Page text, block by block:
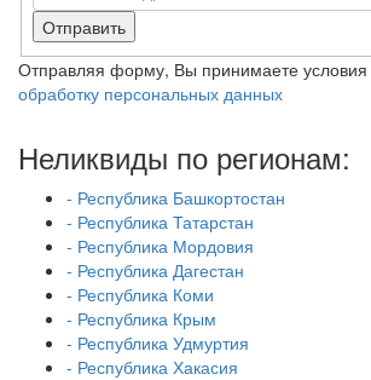
Отправить
Отправляя форму, Вы принимаете условия
обработку персональных данных
Неликвиды по регионам:
- Республика Башкортостан
- Республика Татарстан
- Республика Мордовия
- Республика Дагестан
- Республика Коми
- Республика Крым
- Республика Удмуртия
- Республика Хакасия